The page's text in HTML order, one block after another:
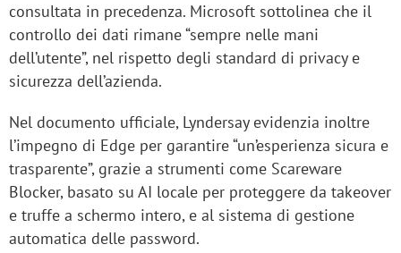
consultata in precedenza. Microsoft sottolinea che il
controllo dei dati rimane “sempre nelle mani
dell’utente”, nel rispetto degli standard di privacy e
sicurezza dell’azienda.
Nel documento ufficiale, Lyndersay evidenzia inoltre
l’impegno di Edge per garantire “un’esperienza sicura e
trasparente”, grazie a strumenti come Scareware
Blocker, basato su AI locale per proteggere da takeover
e truffe a schermo intero, e al sistema di gestione
automatica delle password.